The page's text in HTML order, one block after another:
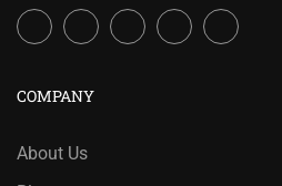
COMPANY
About Us